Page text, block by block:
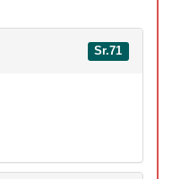
Sr.71